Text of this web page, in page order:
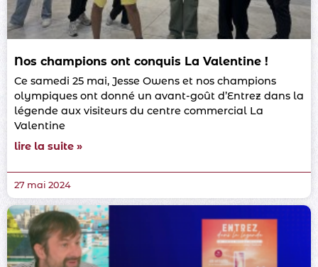
Nos champions ont conquis La Valentine !
Ce samedi 25 mai, Jesse Owens et nos champions
olympiques ont donné un avant-goût d’Entrez dans la
légende aux visiteurs du centre commercial La
Valentine
lire la suite »
27 mai 2024